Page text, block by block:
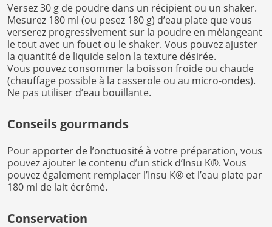
Versez 30 g de poudre dans un récipient ou un shaker.
Mesurez 180 ml (ou pesez 180 g) d’eau plate que vous
verserez progressivement sur la poudre en mélangeant
le tout avec un fouet ou le shaker. Vous pouvez ajuster
la quantité de liquide selon la texture désirée.
Vous pouvez consommer la boisson froide ou chaude
(chauffage possible à la casserole ou au micro-ondes).
Ne pas utiliser d’eau bouillante.
Conseils gourmands
Pour apporter de l’onctuosité à votre préparation, vous
pouvez ajouter le contenu d’un stick d’Insu K®. Vous
pouvez également remplacer l’Insu K® et l’eau plate par
180 ml de lait écrémé.
Conservation